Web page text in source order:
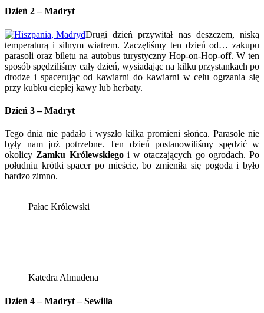
Dzień 2 – Madryt
Drugi dzień przywitał nas deszczem, niską
temperaturą i silnym wiatrem. Zaczęliśmy ten dzień od… zakupu
parasoli oraz biletu na autobus turystyczny Hop-on-Hop-off. W ten
sposób spędziliśmy cały dzień, wysiadając na kilku przystankach po
drodze i spacerując od kawiarni do kawiarni w celu ogrzania się
przy kubku ciepłej kawy lub herbaty.
Dzień 3 – Madryt
Tego dnia nie padało i wyszło kilka promieni słońca. Parasole nie
były nam już potrzebne. Ten dzień postanowiliśmy spędzić w
okolicy Zamku Królewskiegoi w otaczających go ogrodach. Po
południu krótki spacer po mieście, bo zmieniła się pogoda i było
bardzo zimno.
Pałac Królewski
Katedra Almudena
Dzień 4 – Madryt – Sewilla